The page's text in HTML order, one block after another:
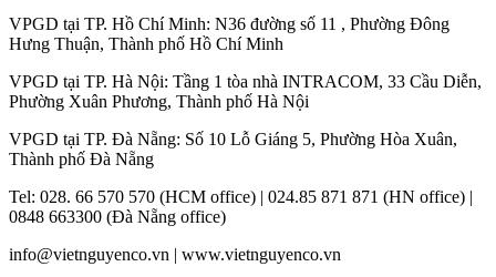
VPGD tại TP. Hồ Chí Minh: N36 đường số 11 , Phường Đông
Hưng Thuận, Thành phố Hồ Chí Minh
VPGD tại TP. Hà Nội: Tầng 1 tòa nhà INTRACOM, 33 Cầu Diễn,
Phường Xuân Phương, Thành phố Hà Nội
VPGD tại TP. Đà Nẵng: Số 10 Lỗ Giáng 5, Phường Hòa Xuân,
Thành phố Đà Nẵng
Tel: 028. 66 570 570 (HCM office) | 024.85 871 871 (HN office) |
0848 663300 (Đà Nẵng office)
info@vietnguyenco.vn | www.vietnguyenco.vn